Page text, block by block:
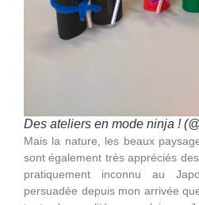
Des ateliers en mode ninja !
Mais la nature, les beaux
sont également très appréciés
pratiquement inconnu au
persuadée depuis mon arrivée